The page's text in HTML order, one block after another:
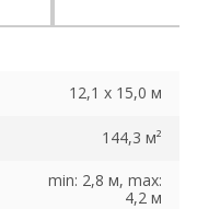
12,1 x 15,0 м
144,3 м²
min: 2,8 м, max:
4,2 м